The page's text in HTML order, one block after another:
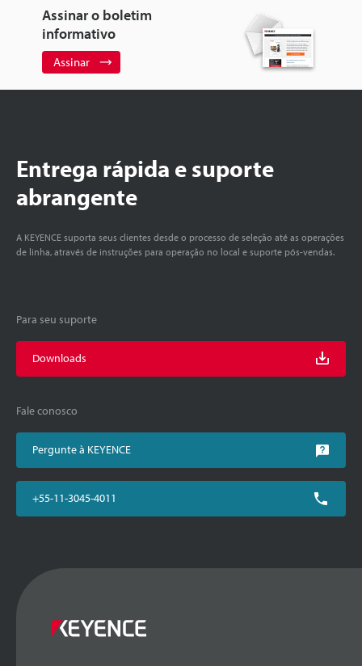
Assinar o boletim
informativo
Assinar
Entrega rápida e suporte
abrangente
A KEYENCE suporta seus clientes desde o processo de seleção até as operações
de linha, através de instruções para operação no local e suporte pós-vendas.
Para seu suporte
Downloads
Fale conosco
Pergunte à KEYENCE
+55-11-3045-4011